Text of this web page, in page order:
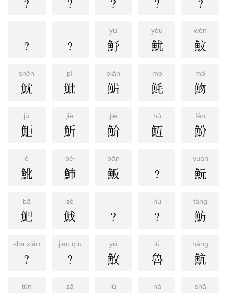
? ?
yú
魣
yóu
魷
wén
魰
shěn
魫
pí
魮
piàn
魸
mó
魹
mò
魩
jù
鮔
jiè
䰺
jiè
魪
hú
魱
fén
魵
é
魤
bèi
䰽
bǎn
魬 ?
yuán
魭
bā
䰾
zé
䰹 ?
hú
?
fáng
魴
shā,xiǎo
?
jiāo,qiū
?
yú
䰻
lǔ
魯
háng
魧
tún zā lú nà shā